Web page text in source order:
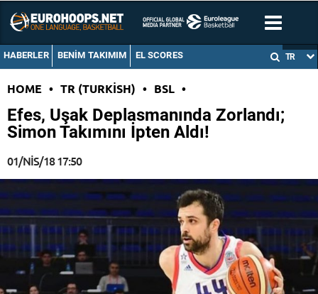
HABERLER BENIM TAKIMIM EL SCORES TR
HOME • TR (TURKISH) • BSL •
Efes, Uşak Deplasmanında Zorlandı;
Simon Takımını İpten Aldı!
01/NIS/18 17:50